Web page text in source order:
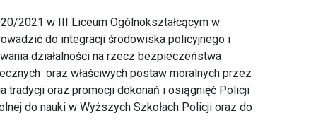
2021 w III Liceum Ogólnokształcącym w
do integracji środowiska policyjnego i
działalności na rzecz bezpieczeństwa
oraz właściwych postaw moralnych przez
tradycji oraz promocji dokonań i osiągnięć Policji
do nauki w Wyższych Szkołach Policji oraz do